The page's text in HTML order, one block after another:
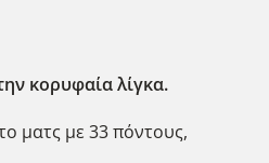
κορυφαία λίγκα.
ματς με 33 πόντους,